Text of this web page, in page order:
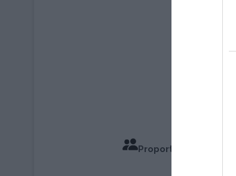
Proportions pour 4